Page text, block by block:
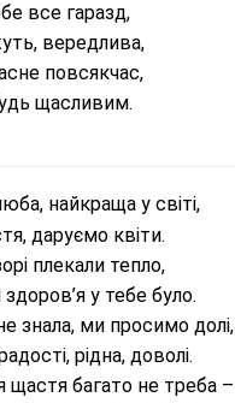
все гаразд,
вередлива,
повсякчас,
щасливим.
найкраща у світі,
даруємо квіти.
плекали тепло,
у тебе було.
знала, ми просимо долі,
рідна, доволі.
багато не треба –